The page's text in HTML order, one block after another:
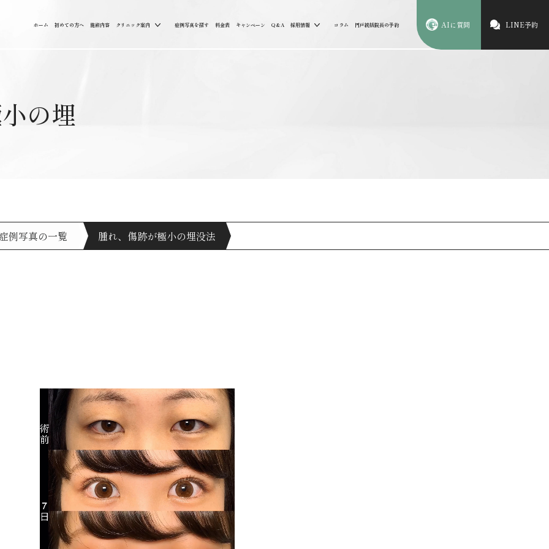
ホーム 初めての方へ 施術内容 クリニック案内 症例写真を探す 料金表 キャンペーン Q&A 採用情報 コラム 円戸統括院長の予約 AIに質問 LINE予約
の埋
例写真の一覧 腫れ、傷跡が極小の埋没法